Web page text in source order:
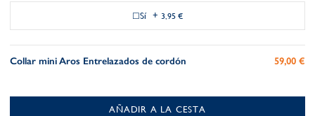
Sí + 3,95 €
Collar mini Aros Entrelazados de cordón 59,00 €
AÑADIR A LA CESTA